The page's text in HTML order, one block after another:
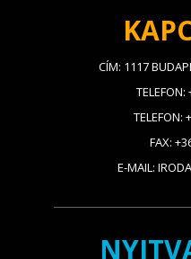
CÍM: 1117
TELEFON:
FAX:
E-MAIL: